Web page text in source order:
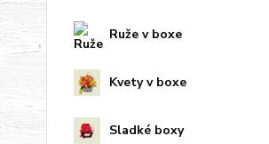
Ruže v boxe
Kvety v boxe
Sladké boxy